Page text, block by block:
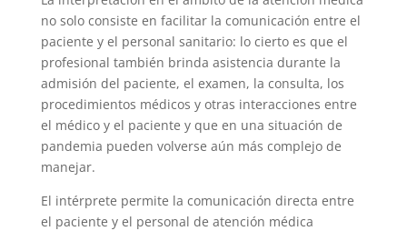
no solo consiste en facilitar la comunicación entre el
paciente y el personal sanitario: lo cierto es que el
profesional también brinda asistencia durante la
admisión del paciente, el examen, la consulta, los
procedimientos médicos y otras interacciones entre
el médico y el paciente y que en una situación de
pandemia pueden volverse aún más complejo de
manejar.
El intérprete permite la comunicación directa entre
el paciente y el personal de atención médica